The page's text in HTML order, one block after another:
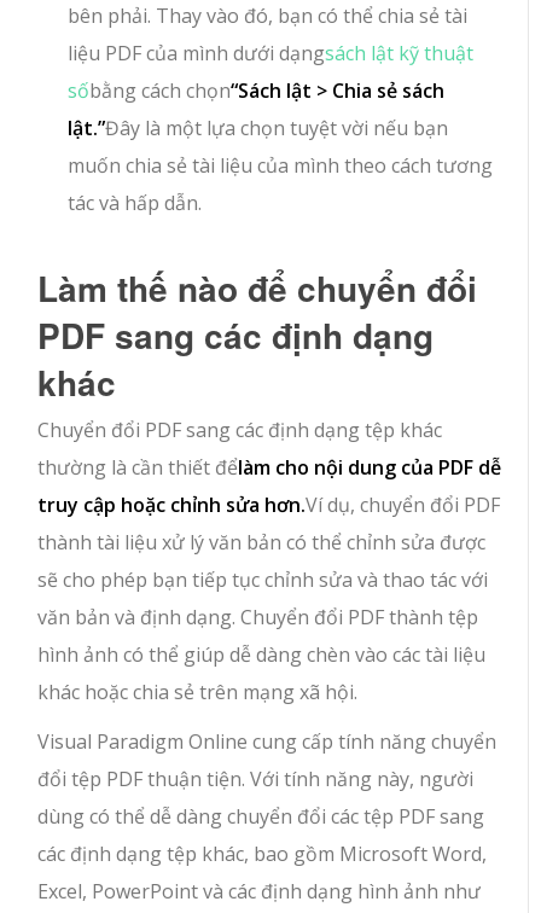
bên phải. Thay vào đó, bạn có thể chia sẻ tài
liệu PDF của mình dưới dạngsách lật kỹ thuật
sốbằng cách chọn“Sách lật > Chia sẻ sách
lật.”Đây là một lựa chọn tuyệt vời nếu bạn
muốn chia sẻ tài liệu của mình theo cách tương
tác và hấp dẫn.
Làm thế nào để chuyển đổi
PDF sang các định dạng
khác
Chuyển đổi PDF sang các định dạng tệp khác
thường là cần thiết đểlàm cho nội dung của PDF dễ
truy cập hoặc chỉnh sửa hơn.Ví dụ, chuyển đổi PDF
thành tài liệu xử lý văn bản có thể chỉnh sửa được
sẽ cho phép bạn tiếp tục chỉnh sửa và thao tác với
văn bản và định dạng. Chuyển đổi PDF thành tệp
hình ảnh có thể giúp dễ dàng chèn vào các tài liệu
khác hoặc chia sẻ trên mạng xã hội.
Visual Paradigm Online cung cấp tính năng chuyển
đổi tệp PDF thuận tiện. Với tính năng này, người
dùng có thể dễ dàng chuyển đổi các tệp PDF sang
các định dạng tệp khác, bao gồm Microsoft Word,
Excel, PowerPoint và các định dạng hình ảnh như